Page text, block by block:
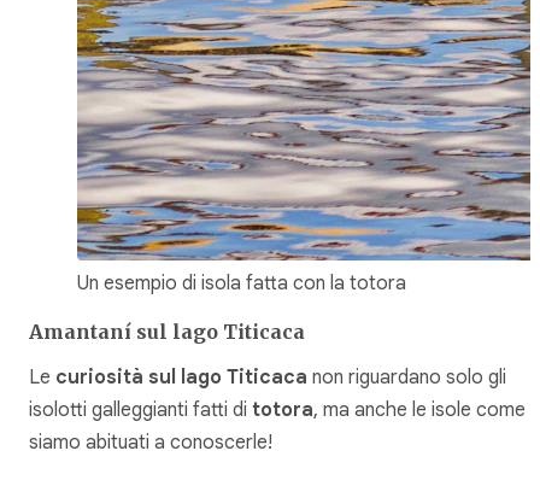
Un esempio di isola fatta con la totora
Amantaní sul lago Titicaca
Le curiosità sul lago Titicaca non riguardano solo gli
isolotti galleggianti fatti di totora, ma anche le isole come
siamo abituati a conoscerle!